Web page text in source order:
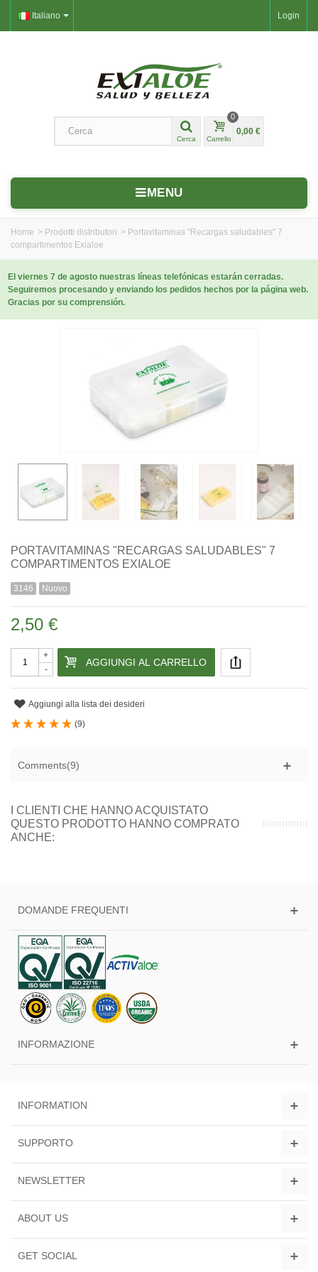
Login
Italiano
Cerca Carrello
0
0,00 €
MENU
Home > Prodotti distributori > Portavitaminas "Recargas saludables" 7
compartimentos Exialoe
El viernes 7 de agosto nuestras líneas telefónicas estarán cerradas.
Seguiremos procesando y enviando los pedidos hechos por la página web.
Gracias por su comprensión.
PORTAVITAMINAS "RECARGAS SALUDABLES" 7
COMPARTIMENTOS EXIALOE
3146 Nuovo
2,50 €
-
+
AGGIUNGI AL CARRELLO
Aggiungi alla lista dei desideri
(9)
Comments(9)
I CLIENTI CHE HANNO ACQUISTATO
QUESTO PRODOTTO HANNO COMPRATO
ANCHE:
DOMANDE FREQUENTI
INFORMAZIONE
INFORMATION
SUPPORTO
NEWSLETTER
ABOUT US
GET SOCIAL